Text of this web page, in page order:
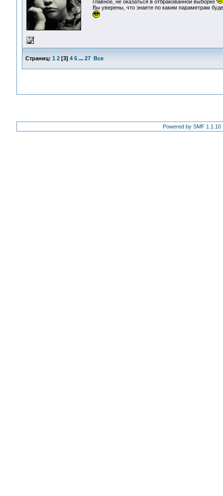
главное, не оказаться в отбракованной выборке
Вы уверены, что знаете по каким параметрам
Страниц: 1 2[3] 4 5 ... 27 Все
Powered by SMF 1.1.10